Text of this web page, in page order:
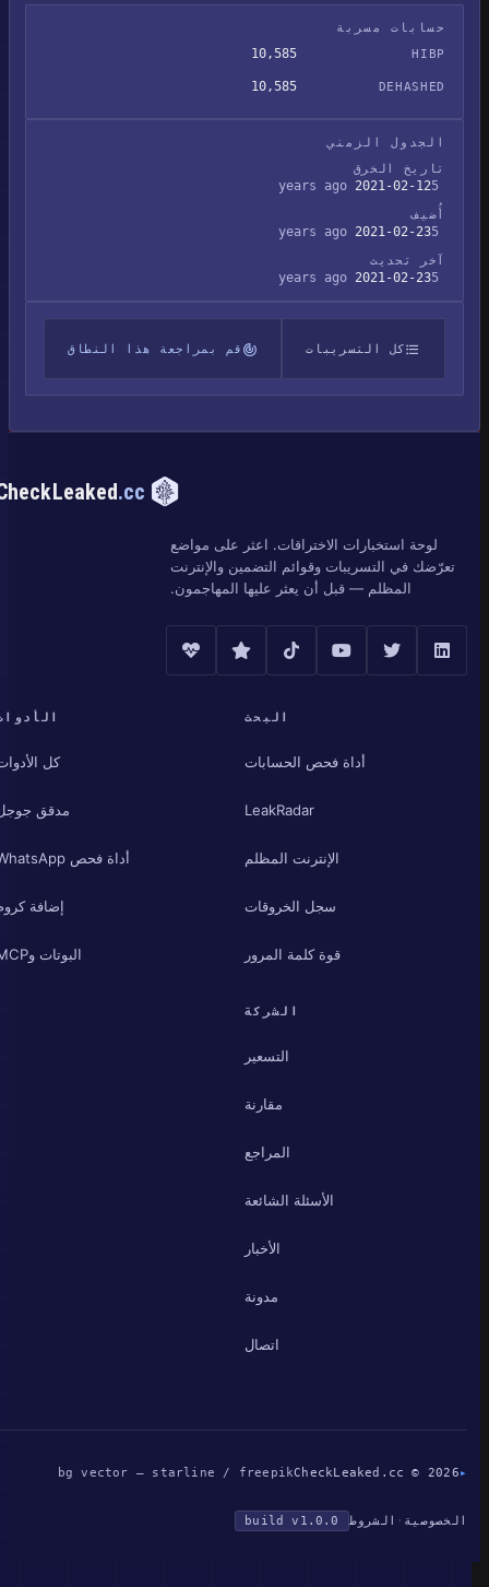
حسابات مسربة
HIBP
10,585
DEHASHED
10,585
الجدول الزمني
تاريخ الخرق
2021-02-12
أُضيف
2021-02-23
آخر تحديث
2021-02-23
كل التسريبات قم بمراجعة هذا النطاق
CheckLeaked.cc
لوحة استخبارات الاختراقات. اعثر على مواضع
تعرّضك في التسريبات وقوائم التضمين والإنترنت
المظلم — قبل أن يعثر عليها المهاجمون.
البحث
أداة فحص الحسابات
LeakRadar
الإنترنت المظلم
سجل الخروقات
قوة كلمة المرور
الأدوات
كل الأدوات
مدقق جوجل
أداة فحص WhatsApp
إضافة كروم
البوتات وMCP
الشركة
التسعير
مقارنة
المراجع
الأسئلة الشائعة
الأخبار
مدونة
اتصال
CheckLeaked.cc © 2026
bg vector — starline / freepik
الخصوصية·الشروط build v1.0.0